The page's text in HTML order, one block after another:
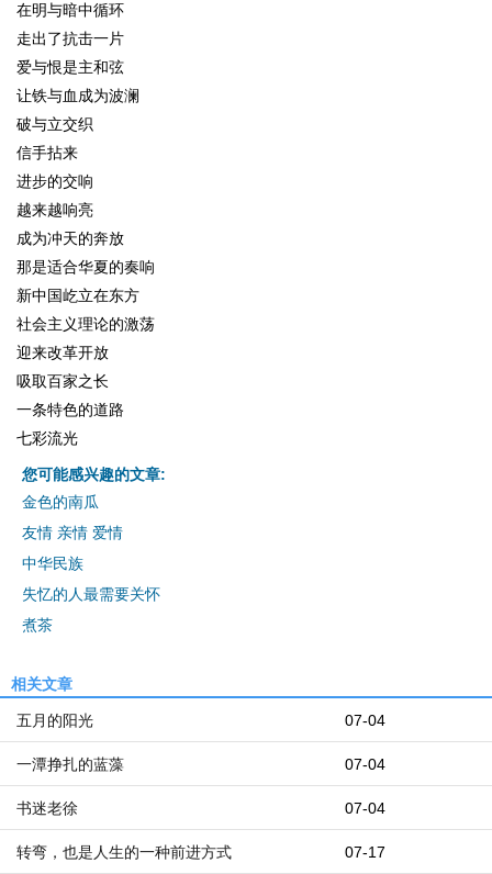
在明与暗中循环
走出了抗击一片
爱与恨是主和弦
让铁与血成为波澜
破与立交织
信手拈来
进步的交响
越来越响亮
成为冲天的奔放
那是适合华夏的奏响
新中国屹立在东方
社会主义理论的激荡
迎来改革开放
吸取百家之长
一条特色的道路
七彩流光
您可能感兴趣的文章:
金色的南瓜
友情 亲情 爱情
中华民族
失忆的人最需要关怀
煮茶
相关文章
07-04
五月的阳光
07-04
一潭挣扎的蓝藻
07-04
书迷老徐
07-17
转弯，也是人生的一种前进方式